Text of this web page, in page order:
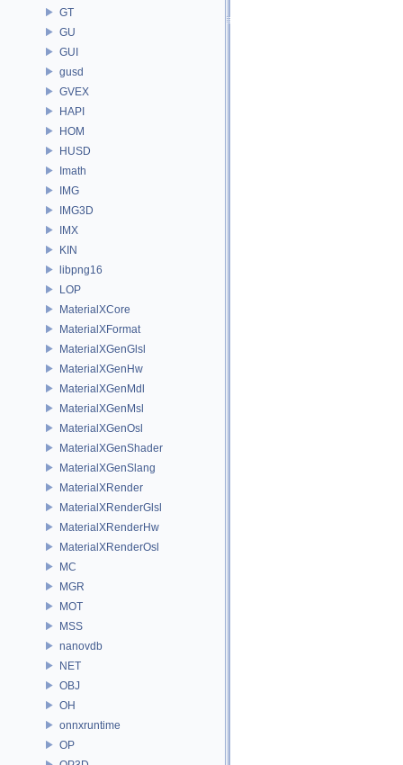
GT
GU
GUI
gusd
GVEX
HAPI
HOM
HUSD
Imath
IMG
IMG3D
IMX
KIN
libpng16
LOP
MaterialXCore
MaterialXFormat
MaterialXGenGlsl
MaterialXGenHw
MaterialXGenMdl
MaterialXGenMsl
MaterialXGenOsl
MaterialXGenShader
MaterialXGenSlang
MaterialXRender
MaterialXRenderGlsl
MaterialXRenderHw
MaterialXRenderOsl
MC
MGR
MOT
MSS
nanovdb
NET
OBJ
OH
onnxruntime
OP